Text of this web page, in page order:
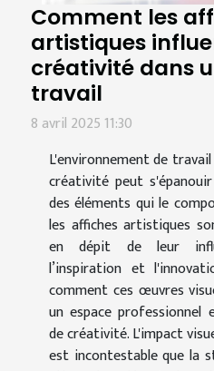
Comment les
artistiques
créativité dans
travail
8 avril 2025 11:30
L'environnement de
créativité peut
des éléments qui le
les affiches artistiques
en dépit de leur
l’inspiration et
comment ces œuvres
un espace professionnel
de créativité. L'impact
est incontestable que la